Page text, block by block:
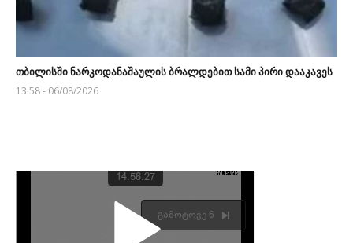
თბილისში ნარკოდანაშაულის ბრალდებით სამი პირი დააკავეს
13:58 - 06/08/2026